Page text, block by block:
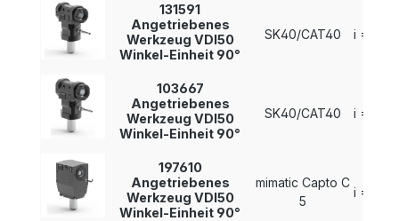
131591
Angetriebenes
Werkzeug VDI50
Winkel-Einheit 90°
SK40/CAT40 i = 1 : 1
103667
Angetriebenes
Werkzeug VDI50
Winkel-Einheit 90°
SK40/CAT40 i = 1 : 1
197610
Angetriebenes
Werkzeug VDI50
Winkel-Einheit 90°
mimatic Capto C
5
i = 1 : 1